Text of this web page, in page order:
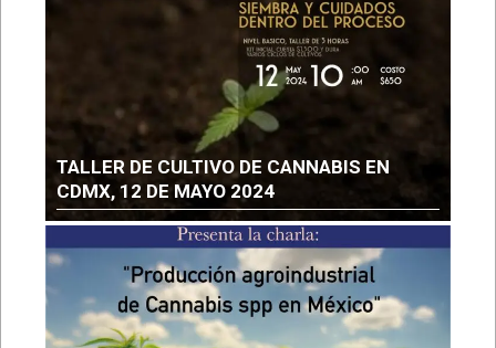
TALLER DE CULTIVO DE CANNABIS EN
CDMX, 12 DE MAYO 2024